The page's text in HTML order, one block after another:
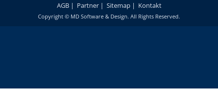
AGB| Partner| Sitemap| Kontakt
Copyright © MD Software & Design. All Rights Reserved.